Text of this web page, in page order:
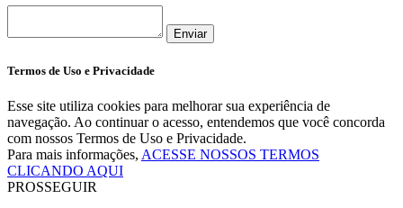
Enviar
Termos de Uso e Privacidade
Esse site utiliza cookies para melhorar sua experiência de
navegação. Ao continuar o acesso, entendemos que você concorda
com nossos Termos de Uso e Privacidade.
Para mais informações, ACESSE NOSSOS TERMOS
CLICANDO AQUI
PROSSEGUIR